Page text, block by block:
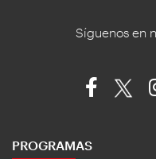
Síguenos en
PROGRAMAS